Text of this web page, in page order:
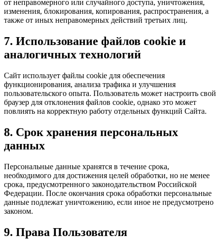
от неправомерного или случайного доступа, уничтожения,
изменения, блокирования, копирования, распространения, а
также от иных неправомерных действий третьих лиц.
7. Использование файлов cookie и
аналогичных технологий
Сайт использует файлы cookie для обеспечения
функционирования, анализа трафика и улучшения
пользовательского опыта. Пользователь может настроить свой
браузер для отклонения файлов cookie, однако это может
повлиять на корректную работу отдельных функций Сайта.
8. Срок хранения персональных
данных
Персональные данные хранятся в течение срока,
необходимого для достижения целей обработки, но не менее
срока, предусмотренного законодательством Российской
Федерации. После окончания срока обработки персональные
данные подлежат уничтожению, если иное не предусмотрено
законом.
9. Права Пользователя